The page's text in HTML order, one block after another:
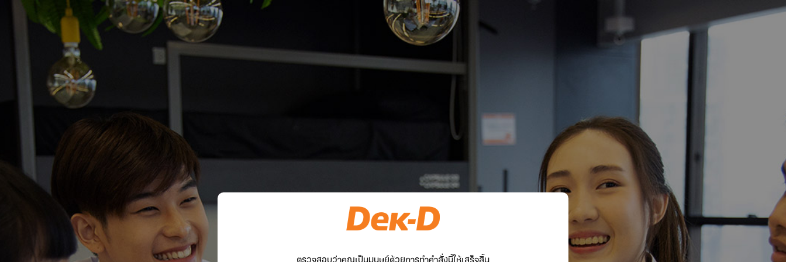
ตรวจสอบว่าคุณเป็นมนุษย์ด้วยการทำคำสั่งนี้ให้เสร็จสิ้น